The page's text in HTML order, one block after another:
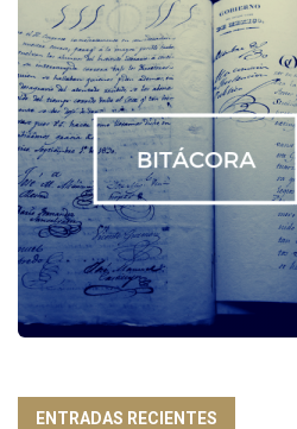
ENTRADAS RECIENTES